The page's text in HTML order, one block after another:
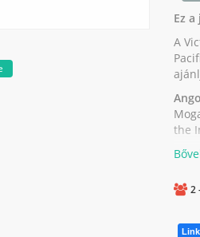
Ez
A
the
2